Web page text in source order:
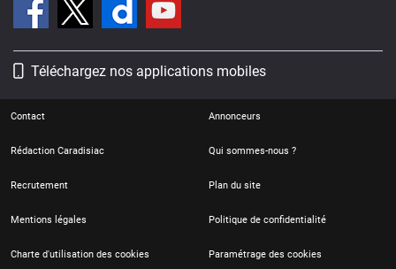
Téléchargez nos applications mobiles
Contact Annonceurs
Rédaction Caradisiac Qui sommes-nous ?
Recrutement Plan du site
Mentions légales Politique de confidentialité
Charte d'utilisation des cookies Paramétrage des cookies